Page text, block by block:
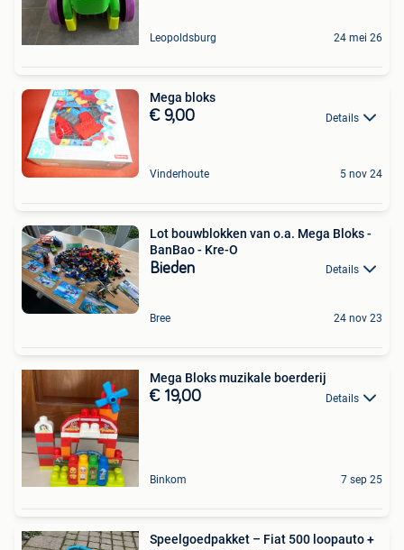
Leopoldsburg 24 mei 26
Mega bloks
€ 9,00 Details
Vinderhoute 5 nov 24
Lot bouwblokken van o.a. Mega Bloks -
BanBao - Kre-O
Bieden Details
Bree 24 nov 23
Mega Bloks muzikale boerderij
€ 19,00 Details
Binkom 7 sep 25
Speelgoedpakket – Fiat 500 loopauto +